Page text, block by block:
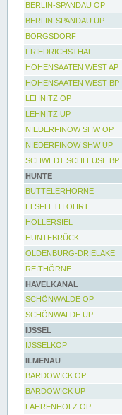
BERLIN-SPANDAU OP
BERLIN-SPANDAU UP
BORGSDORF
FRIEDRICHSTHAL
HOHENSAATEN WEST AP
HOHENSAATEN WEST BP
LEHNITZ OP
LEHNITZ UP
NIEDERFINOW SHW OP
NIEDERFINOW SHW UP
SCHWEDT SCHLEUSE BP
HUNTE
BUTTELERHÖRNE
ELSFLETH OHRT
HOLLERSIEL
HUNTEBRÜCK
OLDENBURG-DRIELAKE
REITHÖRNE
HAVELKANAL
SCHÖNWALDE OP
SCHÖNWALDE UP
IJSSEL
IJSSELKOP
ILMENAU
BARDOWICK OP
BARDOWICK UP
FAHRENHOLZ OP